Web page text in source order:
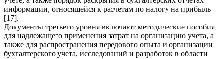
информации, относящейся к расчетам по налогу на прибыль
[17].
Документы третьего уровня включают методические пособия,
для надлежащего применения затрат на организацию учета, а
также для распространения передового опыта и организации
бухгалтерского учета, исследований и разработок в области